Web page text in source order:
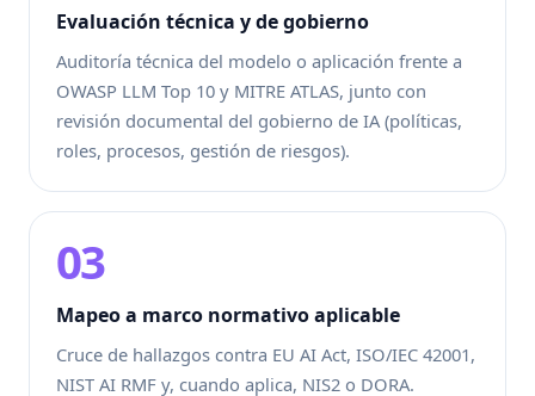
Evaluación técnica y de gobierno
Auditoría técnica del modelo o aplicación frente a
OWASP LLM Top 10 y MITRE ATLAS, junto con
revisión documental del gobierno de IA (políticas,
roles, procesos, gestión de riesgos).
03
Mapeo a marco normativo aplicable
Cruce de hallazgos contra EU AI Act, ISO/IEC 42001,
NIST AI RMF y, cuando aplica, NIS2 o DORA.